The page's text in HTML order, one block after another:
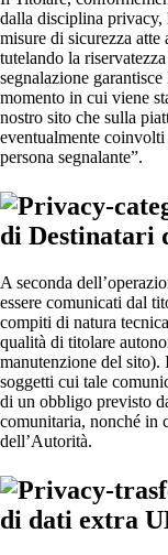
dalla disciplina privacy,
misure di sicurezza atte
tutelando la
segnalazione
momento in cui viene
nostro sito che sulla
eventualmente
persona segnalante”.
di Destinatari
A seconda
essere comunicati dal
compiti di natura
qualità di titolare
manutenzione del sito).
soggetti cui tale
di un obbligo previsto
comunitaria, nonché in
dell’Autorità.
di dati extra